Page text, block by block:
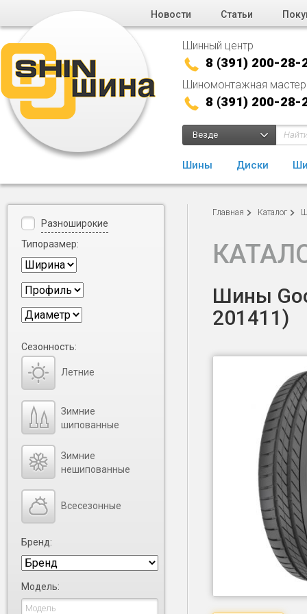
Новости Статьи
Шинный центр
8 (391) 200-28-
Шиномонтажная
8 (391) 200-28-
Везде
Шины Диски
Главная Каталог
Шины
201411)
Разноширокие
Типоразмер:
Сезонность:
Летние
Зимние
шипованные
Зимние
нешипованные
Всесезонные
Бренд:
Модель: